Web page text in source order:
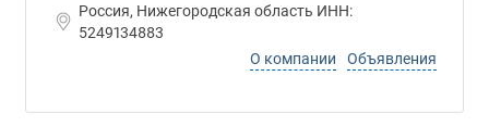
Россия, Нижегородская область ИНН:
5249134883
О компании
Объявления